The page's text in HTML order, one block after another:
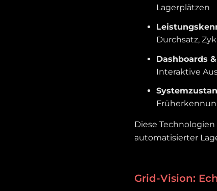
Lagerplätzen
Durchsatz,
Dashboards
Interaktive
Diese
automatisierter
Grid-Vision: